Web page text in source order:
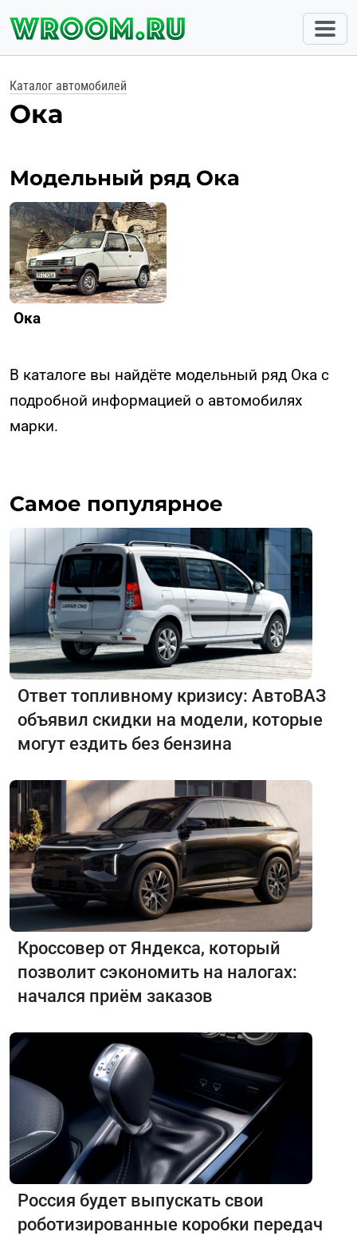
Каталог автомобилей
Ока
Модельный ряд Ока
Ока
В каталоге вы найдёте модельный ряд Ока с
подробной информацией о автомобилях
марки.
Самое популярное
Ответ топливному кризису: АвтоВАЗ
объявил скидки на модели, которые
могут ездить без бензина
Кроссовер от Яндекса, который
позволит сэкономить на налогах:
начался приём заказов
Россия будет выпускать свои
роботизированные коробки передач